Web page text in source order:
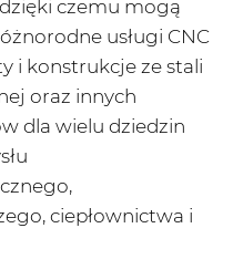
czemu mogą
usługi CNC
i konstrukcje ze stali
oraz innych
dla wielu dziedzin
ciepłownictwa i